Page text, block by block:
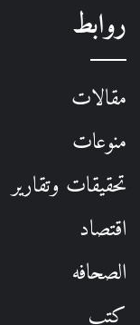
روابط
مقالات
منوعات
تحقيقات وتقارير
اقتصاد
الصحافه
كتب